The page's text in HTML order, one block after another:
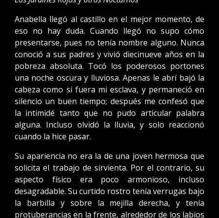
Anabella llegó al castillo en el mejor momento, de
eso no hay duda. Cuando llegó no supo cómo
presentarse, pues no tenía nombre alguno. Nunca
conoció a sus padres y vivió diecinueve años en la
pobreza absoluta. Tocó los poderosos portones
una noche oscura y lluviosa. Apenas le abrí bajó la
cabeza como si fuera mi esclava, y permaneció en
silencio un buen tiempo; después me confesó que
la intimidé tanto que no pudo articular palabra
alguna. Incluso olvidó la lluvia, y solo reaccionó
cuando la hice pasar.
Su apariencia no era la de una joven hermosa que
solicita el trabajo de sirvienta. Por el contrario, su
aspecto físico era poco armonioso, incluso
desagradable. Su curtido rostro tenía verrugas bajo
la barbilla y sobre la mejilla derecha, y tenía
protuberancias en la frente, alrededor de los labios